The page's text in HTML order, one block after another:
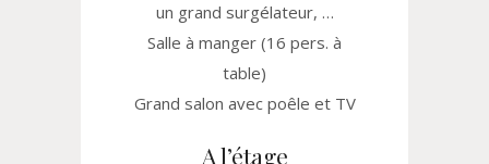
un grand surgélateur, …
Salle à manger (16 pers. à
table)
Grand salon avec poêle et TV
A l’étage